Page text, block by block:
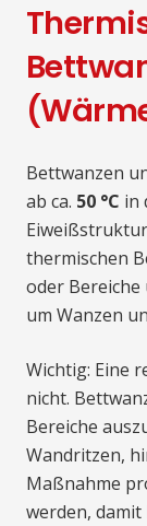
Bettwanzen
ab ca. 50 °C in
thermischen
oder
um Wanzen
Wichtig: Eine
nicht.
Bereiche
Wandritzen,
Maßnahme
werden,